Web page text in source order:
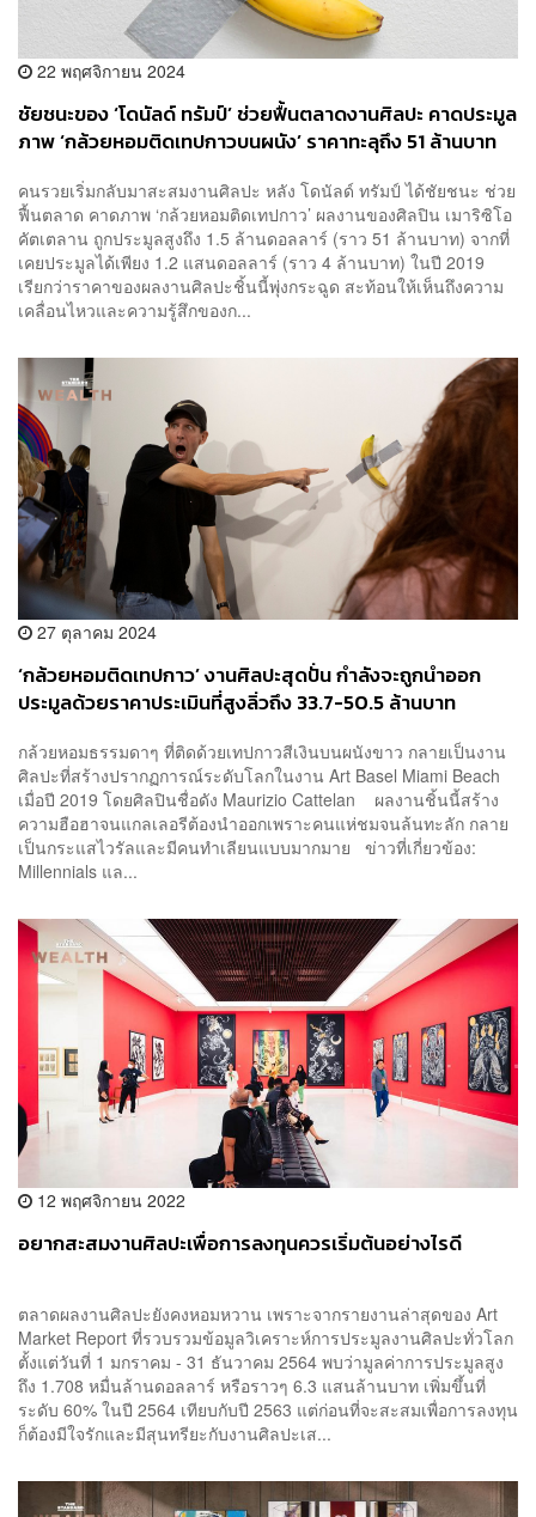
22 พฤศจิกายน 2024
ชัยชนะของ ‘โดนัลด์ ทรัมป์’ ช่วยฟื้นตลาดงานศิลปะ คาดประมูล
ภาพ ‘กล้วยหอมติดเทปกาวบนผนัง’ ราคาทะลุถึง 51 ล้านบาท
คนรวยเริ่มกลับมาสะสมงานศิลปะ หลัง โดนัลด์ ทรัมป์ ได้ชัยชนะ ช่วย
ฟื้นตลาด คาดภาพ ‘กล้วยหอมติดเทปกาว’ ผลงานของศิลปิน เมาริซิโอ
คัตเตลาน ถูกประมูลสูงถึง 1.5 ล้านดอลลาร์ (ราว 51 ล้านบาท) จากที่
เคยประมูลได้เพียง 1.2 แสนดอลลาร์ (ราว 4 ล้านบาท) ในปี 2019
เรียกว่าราคาของผลงานศิลปะชิ้นนี้พุ่งกระฉูด สะท้อนให้เห็นถึงความ
เคลื่อนไหวและความรู้สึกของก...
27 ตุลาคม 2024
‘กล้วยหอมติดเทปกาว’ งานศิลปะสุดปั่น กำลังจะถูกนำออก
ประมูลด้วยราคาประเมินที่สูงลิ่วถึง 33.7-50.5 ล้านบาท
กล้วยหอมธรรมดาๆ ที่ติดด้วยเทปกาวสีเงินบนผนังขาว กลายเป็นงาน
ศิลปะที่สร้างปรากฏการณ์ระดับโลกในงาน Art Basel Miami Beach
เมื่อปี 2019 โดยศิลปินชื่อดัง Maurizio Cattelan ผลงานชิ้นนี้สร้าง
ความฮือฮาจนแกลเลอรีต้องนำออกเพราะคนแห่ชมจนล้นทะลัก กลาย
เป็นกระแสไวรัลและมีคนทำเลียนแบบมากมาย ข่าวที่เกี่ยวข้อง:
Millennials แล...
12 พฤศจิกายน 2022
อยากสะสมงานศิลปะเพื่อการลงทุนควรเริ่มต้นอย่างไรดี
ตลาดผลงานศิลปะยังคงหอมหวาน เพราะจากรายงานล่าสุดของ Art
Market Report ที่รวบรวมข้อมูลวิเคราะห์การประมูลงานศิลปะทั่วโลก
ตั้งแต่วันที่ 1 มกราคม - 31 ธันวาคม 2564 พบว่ามูลค่าการประมูลสูง
ถึง 1.708 หมื่นล้านดอลลาร์ หรือราวๆ 6.3 แสนล้านบาท เพิ่มขึ้นที่
ระดับ 60% ในปี 2564 เทียบกับปี 2563 แต่ก่อนที่จะสะสมเพื่อการลงทุน
ก็ต้องมีใจรักและมีสุนทรียะกับงานศิลปะเส...